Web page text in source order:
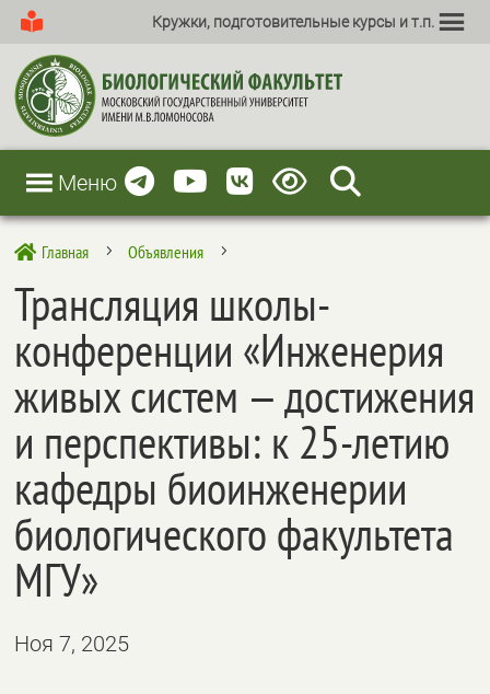
Кружки, подготовительные курсы и т.п.
Меню
 Главная 5 Объявления 5
Трансляция школы-
конференции «Инженерия
живых систем — достижения
и перспективы: к 25-летию
кафедры биоинженерии
биологического факультета
МГУ»
Ноя 7, 2025